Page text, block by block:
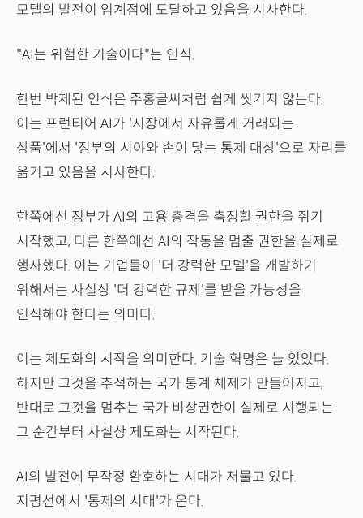
모델의 발전이 임계점에 도달하고 있음을 시사한다.
"AI는 위험한 기술이다"는 인식.
한번 박제된 인식은 주홍글씨처럼 쉽게 씻기지 않는다.
이는 프런티어 AI가 '시장에서 자유롭게 거래되는
상품'에서 '정부의 시야와 손이 닿는 통제 대상'으로 자리를
옮기고 있음을 시사한다.
한쪽에선 정부가 AI의 고용 충격을 측정할 권한을 쥐기
시작했고, 다른 한쪽에선 AI의 작동을 멈출 권한을 실제로
행사했다. 이는 기업들이 '더 강력한 모델'을 개발하기
위해서는 사실상 '더 강력한 규제'를 받을 가능성을
인식해야 한다는 의미다.
이는 제도화의 시작을 의미한다. 기술 혁명은 늘 있었다.
하지만 그것을 추적하는 국가 통계 체제가 만들어지고,
반대로 그것을 멈추는 국가 비상권한이 실제로 시행되는
그 순간부터 사실상 제도화는 시작된다.
AI의 발전에 무작정 환호하는 시대가 저물고 있다.
지평선에서 '통제의 시대'가 온다.